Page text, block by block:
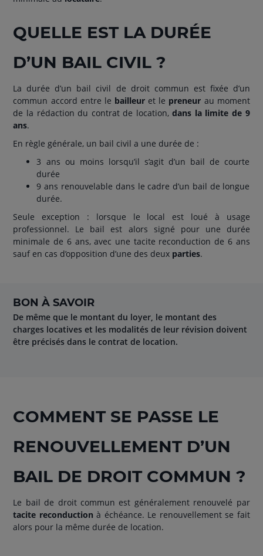
QUELLE EST LA DURÉE
D’UN BAIL CIVIL ?
La durée d’un bail civil de droit commun est fixée d’un
commun accord entre le bailleur et le preneur au moment
de la rédaction du contrat de location,dans la limite de 9
ans.
En règle générale, un bail civil a une durée de :
3 ans ou moins lorsqu’il s’agit d’un bail de courte
durée
9 ans renouvelable dans le cadre d’un bail de longue
durée.
Seule exception : lorsque le local est loué à usage
professionnel. Le bail est alors signé pour une durée
minimale de 6 ans, avec une tacite reconduction de 6 ans
sauf en cas d’opposition d’une des deux parties.
BON À SAVOIR
De même que le montant du loyer, le montant des
charges locatives et les modalités de leur révision doivent
être précisés dans le contrat de location.
COMMENT SE PASSE LE
RENOUVELLEMENT D’UN
BAIL DE DROIT COMMUN ?
Le bail de droit commun est généralement renouvelé par
tacite reconduction à échéance. Le renouvellement se fait
alors pour la même durée de location.